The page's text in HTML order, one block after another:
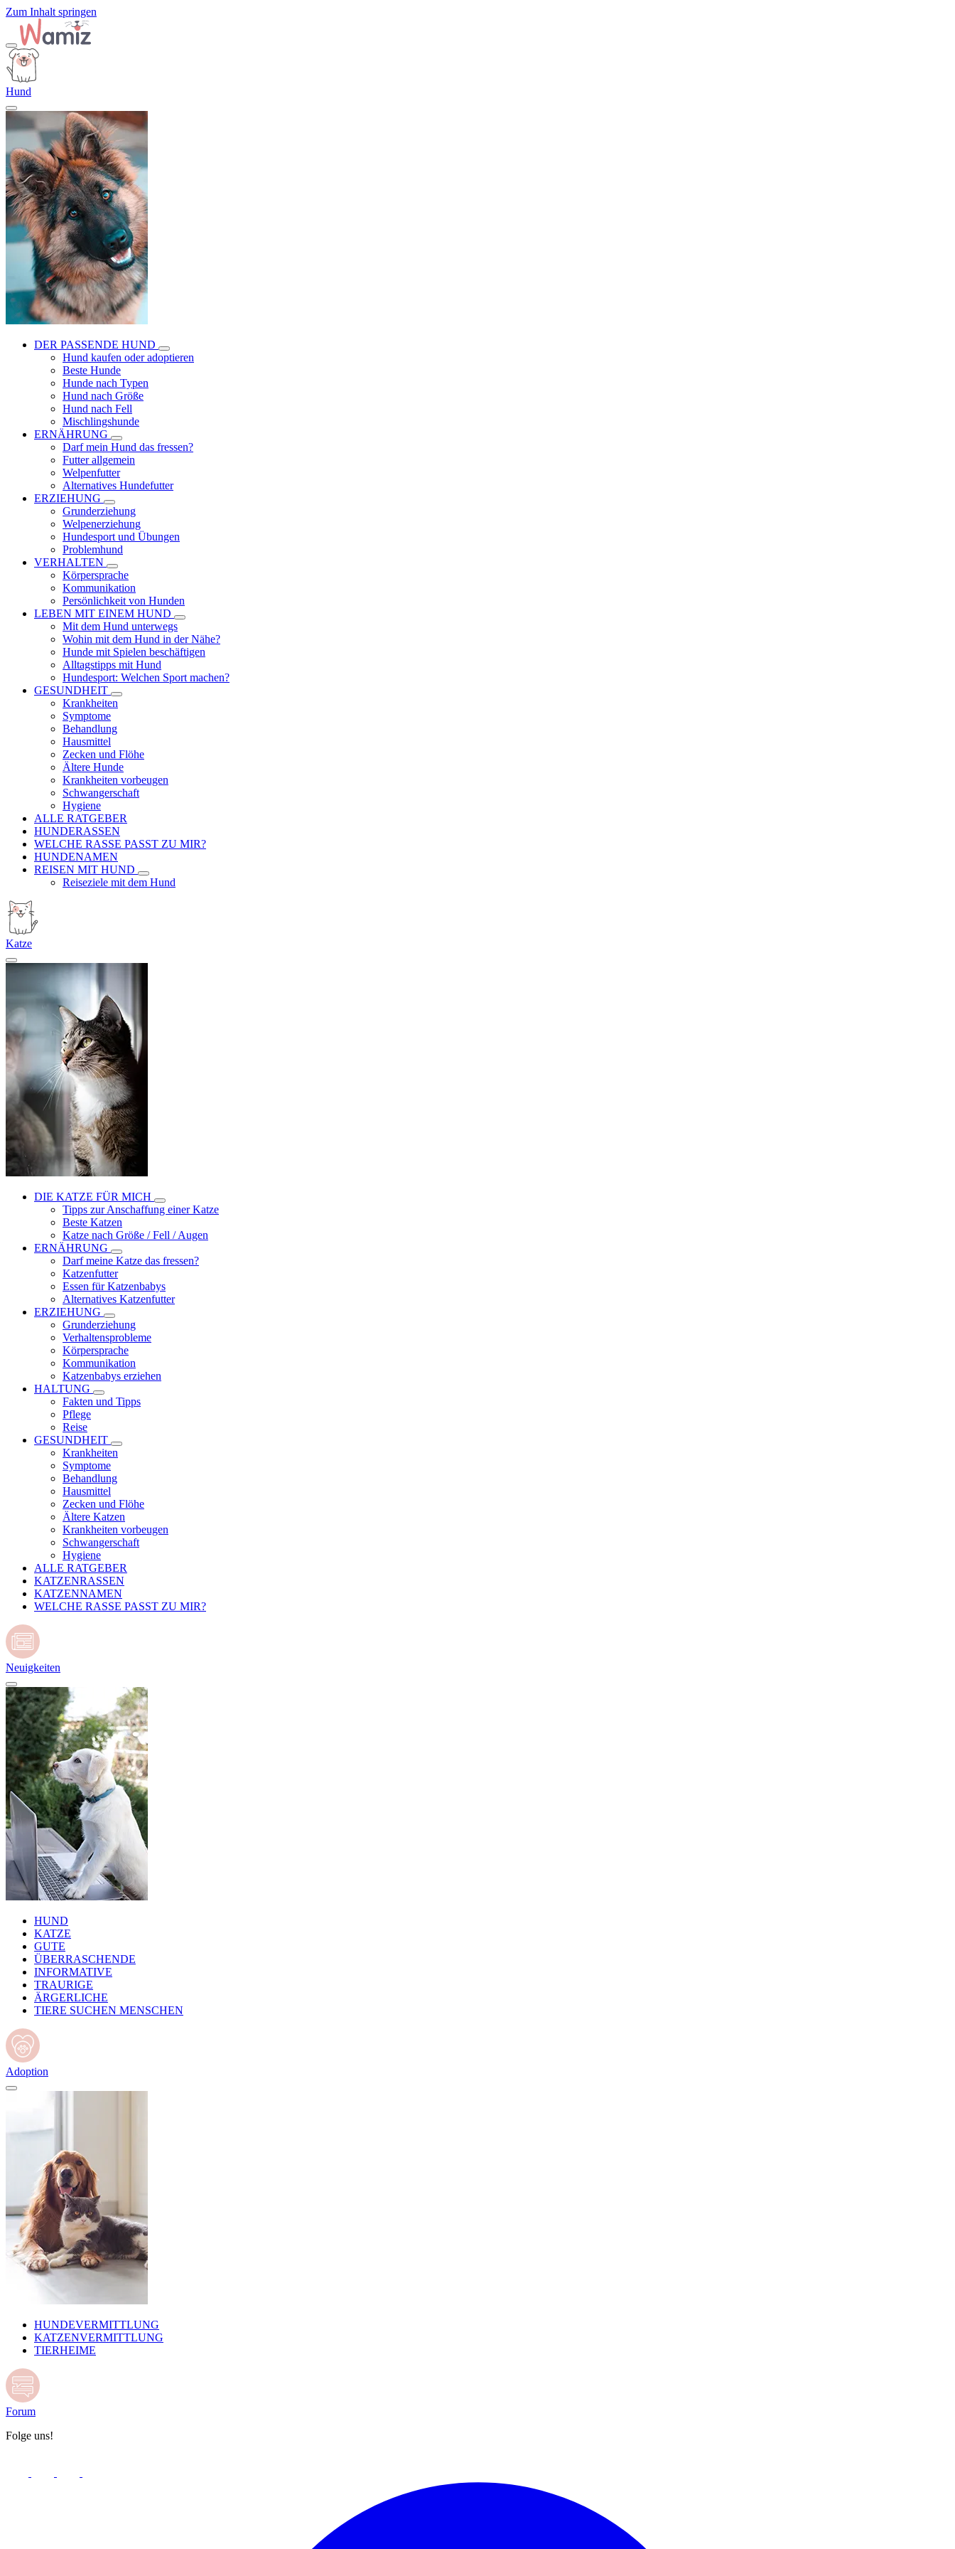
Zum Inhalt springen
Hund
DER PASSENDE HUND
Hund kaufen oder adoptieren
Beste Hunde
Hunde nach Typen
Hund nach Größe
Hund nach Fell
Mischlingshunde
ERNÄHRUNG
Darf mein Hund das fressen?
Futter allgemein
Welpenfutter
Alternatives Hundefutter
ERZIEHUNG
Grunderziehung
Welpenerziehung
Hundesport und Übungen
Problemhund
VERHALTEN
Körpersprache
Kommunikation
Persönlichkeit von Hunden
LEBEN MIT EINEM HUND
Mit dem Hund unterwegs
Wohin mit dem Hund in der Nähe?
Hunde mit Spielen beschäftigen
Alltagstipps mit Hund
Hundesport: Welchen Sport machen?
GESUNDHEIT
Krankheiten
Symptome
Behandlung
Hausmittel
Zecken und Flöhe
Ältere Hunde
Krankheiten vorbeugen
Schwangerschaft
Hygiene
ALLE RATGEBER
HUNDERASSEN
WELCHE RASSE PASST ZU MIR?
HUNDENAMEN
REISEN MIT HUND
Reiseziele mit dem Hund
Katze
DIE KATZE FÜR MICH
Tipps zur Anschaffung einer Katze
Beste Katzen
Katze nach Größe / Fell / Augen
ERNÄHRUNG
Darf meine Katze das fressen?
Katzenfutter
Essen für Katzenbabys
Alternatives Katzenfutter
ERZIEHUNG
Grunderziehung
Verhaltensprobleme
Körpersprache
Kommunikation
Katzenbabys erziehen
HALTUNG
Fakten und Tipps
Pflege
Reise
GESUNDHEIT
Krankheiten
Symptome
Behandlung
Hausmittel
Zecken und Flöhe
Ältere Katzen
Krankheiten vorbeugen
Schwangerschaft
Hygiene
ALLE RATGEBER
KATZENRASSEN
KATZENNAMEN
WELCHE RASSE PASST ZU MIR?
Neuigkeiten
HUND
KATZE
GUTE
ÜBERRASCHENDE
INFORMATIVE
TRAURIGE
ÄRGERLICHE
TIERE SUCHEN MENSCHEN
Adoption
HUNDEVERMITTLUNG
KATZENVERMITTLUNG
TIERHEIME
Forum
Folge uns!